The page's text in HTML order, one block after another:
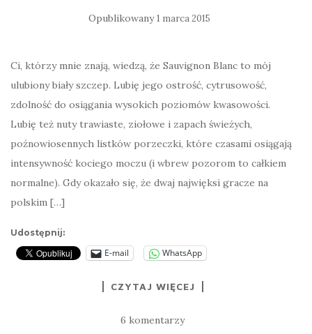
Opublikowany1 marca 2015
Ci, którzy mnie znają, wiedzą, że Sauvignon Blanc to mój
ulubiony biały szczep. Lubię jego ostrość, cytrusowość,
zdolność do osiągania wysokich poziomów kwasowości.
Lubię też nuty trawiaste, ziołowe i zapach świeżych,
poźnowiosennych listków porzeczki, które czasami osiągają
intensywność kociego moczu (i wbrew pozorom to całkiem
normalne). Gdy okazało się, że dwaj najwięksi gracze na
polskim […]
Udostępnij:
E-mail WhatsApp
CZYTAJ WIĘCEJ
6 komentarzy